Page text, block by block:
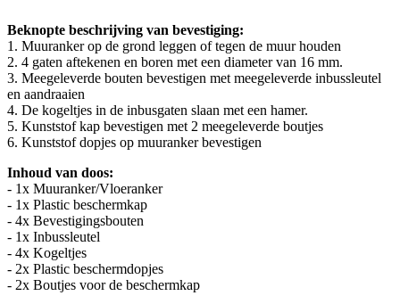
Beknopte beschrijving van bevestiging:
1. Muuranker op de grond leggen of tegen de muur houden
2. 4 gaten aftekenen en boren met een diameter van 16 mm.
3. Meegeleverde bouten bevestigen met meegeleverde inbussleutel
en aandraaien
4. De kogeltjes in de inbusgaten slaan met een hamer.
5. Kunststof kap bevestigen met 2 meegeleverde boutjes
6. Kunststof dopjes op muuranker bevestigen
Inhoud van doos:
- 1x Muuranker/Vloeranker
- 1x Plastic beschermkap
- 4x Bevestigingsbouten
- 1x Inbussleutel
- 4x Kogeltjes
- 2x Plastic beschermdopjes
- 2x Boutjes voor de beschermkap